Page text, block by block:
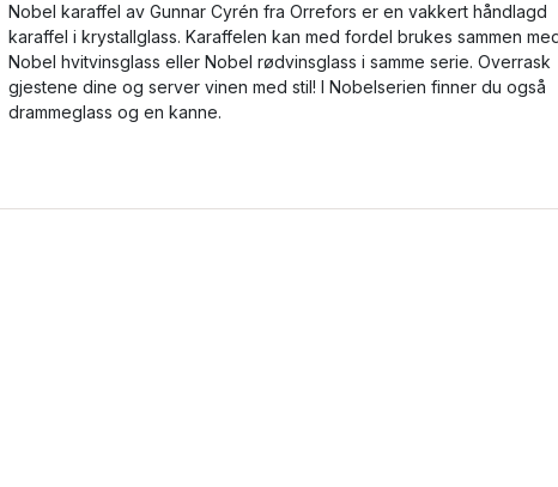
Nobel karaffel av Gunnar Cyrén fra Orrefors er en vakkert håndlagd
karaffel i krystallglass. Karaffelen kan med fordel brukes sammen
Nobel hvitvinsglass eller Nobel rødvinsglass i samme serie. Overrask
gjestene dine og server vinen med stil! I Nobelserien finner du også
drammeglass og en kanne.